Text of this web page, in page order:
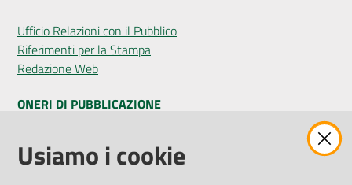
Ufficio Relazioni con il Pubblico
Riferimenti per la Stampa
Redazione Web
ONERI DI PUBBLICAZIONE
Amministrazione Trasparente
Pubblicità legale
Usiamo i cookie